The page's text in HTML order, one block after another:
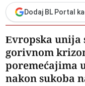
Dodaj BL Portal
Evropska unija
gorivnom
poremećajima
nakon sukoba